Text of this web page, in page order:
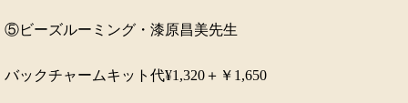
⑤ビーズルーミング・漆原昌美先生
バックチャームキット代¥1,320＋￥1,650